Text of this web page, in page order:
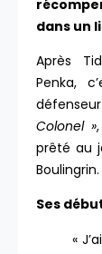
dans un
Après
Penka,
Colonel »
prêté au
Boulingrin.
Ses
«